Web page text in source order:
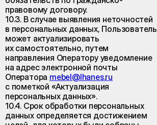
правовому договору.
10.3. В случае выявления неточностей
в персональных данных, Пользователь
может актуализировать
их самостоятельно, путем
направления Оператору уведомление
на адрес электронной почты
Оператора mebel@lhanes.ru
с пометкой «Актуализация
персональных данных».
10.4. Срок обработки персональных
данных определяется достижением